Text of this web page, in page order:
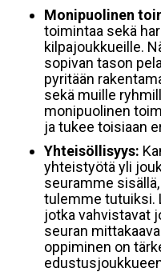
Monipuolinen
toimintaa sekä
kilpajoukkueille.
sopivan tason
pyritään
sekä muille
monipuolinen
ja tukee toisiaan
Yhteisöllisyys:
yhteistyötä yli
seuramme
tulemme tutuiksi.
jotka vahvistavat
seuran
oppiminen on